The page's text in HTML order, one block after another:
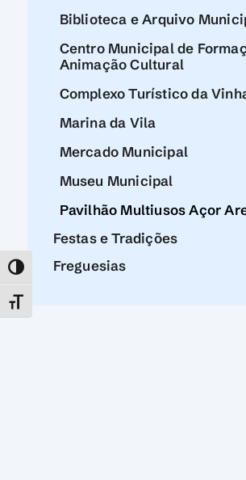
TOGGLE HIGH CONTRAST
TOGGLE FONT SIZE
Biblioteca e Arquivo
Centro Municipal de
Animação Cultural
Complexo Turístico da
Marina da Vila
Mercado Municipal
Museu Municipal
Pavilhão Multiusos Açor
Festas e Tradições
Freguesias